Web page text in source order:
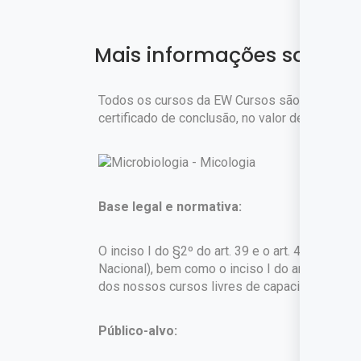
Mais informações sobre o
Todos os cursos da EW Cursos são gratuitos.
certificado de conclusão, no valor de
Base legal e normativa:
O inciso I do §2º do art. 39 e o art. 42 da Lei
Nacional), bem como o inciso I do art. 1º do
dos nossos cursos livres de capacitação
Público-alvo: